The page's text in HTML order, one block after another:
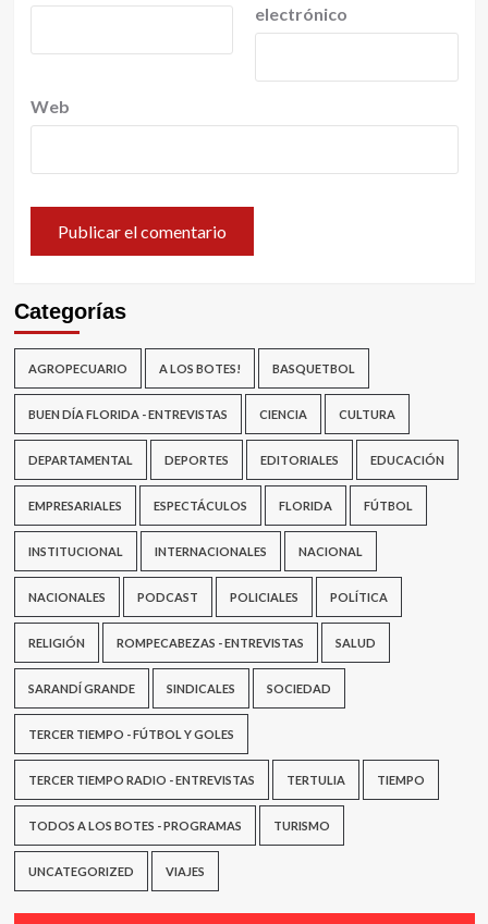
electrónico
Web
Categorías
AGROPECUARIO A LOS BOTES! BASQUETBOL
BUEN DÍA FLORIDA - ENTREVISTAS CIENCIA CULTURA
DEPARTAMENTAL DEPORTES EDITORIALES EDUCACIÓN
EMPRESARIALES ESPECTÁCULOS FLORIDA FÚTBOL
INSTITUCIONAL INTERNACIONALES NACIONAL
NACIONALES PODCAST POLICIALES POLÍTICA
RELIGIÓN ROMPECABEZAS - ENTREVISTAS SALUD
SARANDÍ GRANDE SINDICALES SOCIEDAD
TERCER TIEMPO - FÚTBOL Y GOLES
TERCER TIEMPO RADIO - ENTREVISTAS TERTULIA TIEMPO
TODOS A LOS BOTES - PROGRAMAS TURISMO
UNCATEGORIZED VIAJES